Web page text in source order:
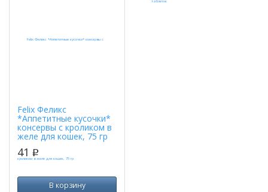
Felix Феликс
*Аппетитные кусочки*
консервы с кроликом в
желе для кошек, 75 гр
41 p
В корзину